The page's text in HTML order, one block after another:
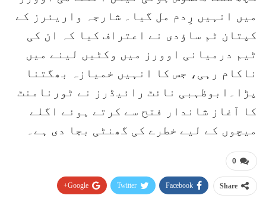
میں انہیں رِدم مل گیا۔ شارجہ واریئرز کے
کپتان ٹم ساؤدی نے اعتراف کیا کہ ان کی
ٹیم درمیانی اوورز میں وکٹیں لینے میں
ناکام رہی، جس کا انہیں خمیازہ بھگتنا
پڑا۔ابوظہبی نائٹ رائیڈرز نے ٹورنامنٹ
کا آغاز شاندار فتح سے کرتے ہوئے اگلے
میچوں کے لیے خطرے کی گھنٹی بجا دی ہے۔
0
Share
Facebook
Twitter
Google+